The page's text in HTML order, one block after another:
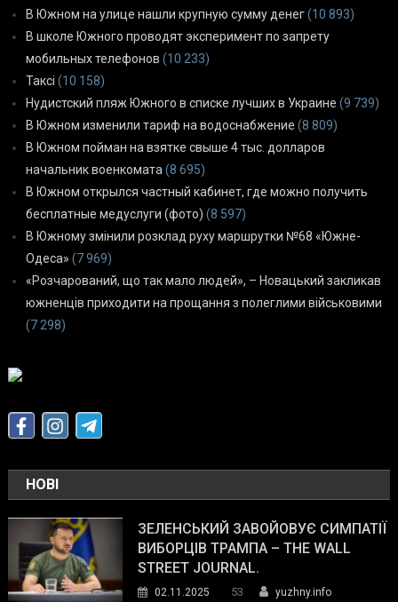
В Южном на улице нашли крупную сумму денег(10 893)
В школе Южного проводят эксперимент по запрету
мобильных телефонов (10 233)
Таксі (10 158)
Нудистский пляж Южного в списке лучших в Украине (9 739)
В Южном изменили тариф на водоснабжение (8 809)
В Южном пойман на взятке свыше 4 тыс. долларов
начальник военкомата (8 695)
В Южном открылся частный кабинет, где можно получить
бесплатные медуслуги (фото) (8 597)
В Южному змінили розклад руху маршрутки №68 «Южне-
Одеса» (7 969)
«Розчарований, що так мало людей», – Новацький закликав
южненців приходити на прощання з полеглими військовими
(7 298)
НОВІ
ЗЕЛЕНСЬКИЙ ЗАВОЙОВУЄ СИМПАТІЇ
ВИБОРЦІВ ТРАМПА – THE WALL
STREET JOURNAL.
02.11.2025 53
yuzhny.info